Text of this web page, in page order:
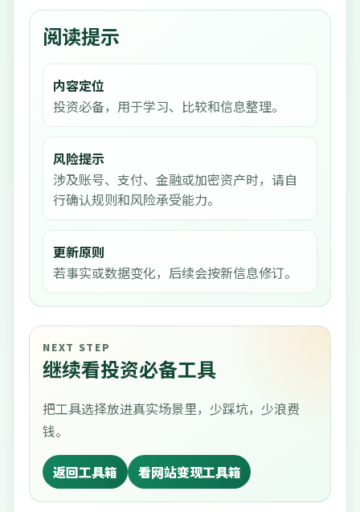
阅读提示
内容定位
投资必备，用于学习、比较和信息整理。
风险提示
涉及账号、支付、金融或加密资产时，请自
行确认规则和风险承受能力。
更新原则
若事实或数据变化，后续会按新信息修订。
NEXT STEP
继续看投资必备工具
把工具选择放进真实场景里，少踩坑，少浪费
钱。
返回工具箱 看网站变现工具箱